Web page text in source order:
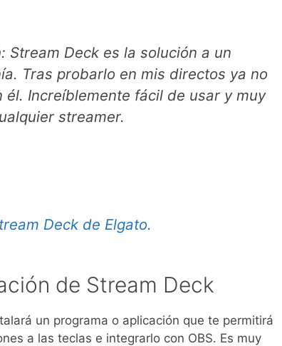
Stream Deck es la solución a un
Tras probarlo en mis directos ya no
Increíblemente fácil de usar y muy
streamer.
Deck de Elgato.
de Stream Deck
un programa o aplicación que te permitirá
a las teclas e integrarlo con OBS. Es muy